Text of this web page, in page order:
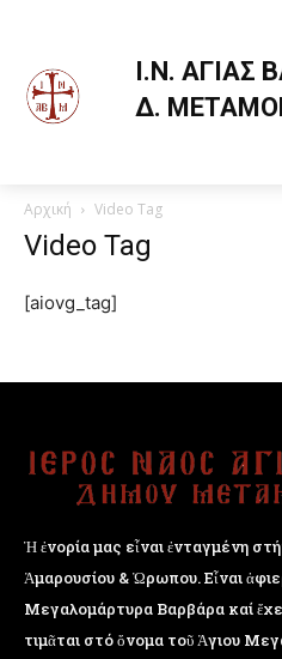
Πηγή: http://www.synaxarion.gr/gr/
Ι.Ν. ΑΓΙΑΣ
Δ.
Αρχική Video Tag
Video Tag
[aiovg_tag]
Ἡ ἐνορία μας εἶναι ἐνταγμένη
Ἁμαρουσίου & Ὠρωπου. Εἶναι
Μεγαλομάρτυρα Βαρβάρα καί
τιμᾶται στό ὄνομα τοῦ Ἁγιου